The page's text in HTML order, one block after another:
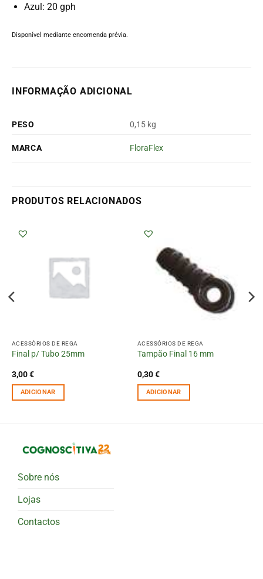
Azul: 20 gph
Disponível mediante encomenda prévia.
INFORMAÇÃO ADICIONAL
PESO 0,15 kg
MARCA FloraFlex
PRODUTOS RELACIONADOS
ACESSÓRIOS DE REGA
Final p/ Tubo 25mm
3,00€
ADICIONAR
ACESSÓRIOS DE REGA
Tampão Final 16 mm
0,30€
ADICIONAR
Sobre nós
Lojas
Contactos